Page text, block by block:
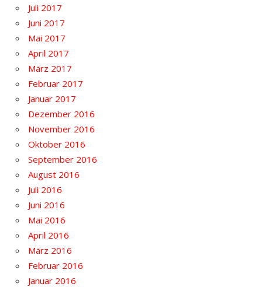
Juli 2017
Juni 2017
Mai 2017
April 2017
März 2017
Februar 2017
Januar 2017
Dezember 2016
November 2016
Oktober 2016
September 2016
August 2016
Juli 2016
Juni 2016
Mai 2016
April 2016
März 2016
Februar 2016
Januar 2016